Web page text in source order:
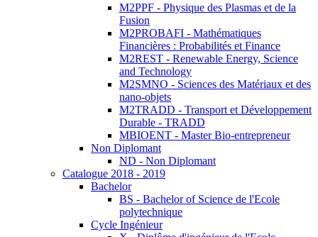
M2PPF - Physique des Plasmas et de la
Fusion
M2PROBAFI - Mathématiques
Financières : Probabilités et Finance
M2REST - Renewable Energy, Science
and Technology
M2SMNO - Sciences des Matériaux et des
nano-objets
M2TRADD - Transport et Développement
Durable - TRADD
MBIOENT - Master Bio-entrepreneur
Non Diplomant
ND - Non Diplomant
Catalogue 2018 - 2019
Bachelor
BS - Bachelor of Science de l'Ecole
polytechnique
Cycle Ingénieur